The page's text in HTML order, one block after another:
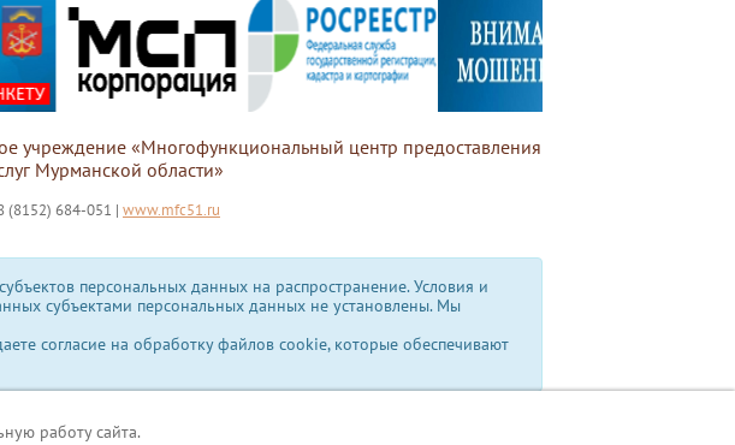
учреждение «Многофункциональный центр предоставления
Мурманской области»
(8152) 684-051 | www.mfc51.ru
персональных данных на распространение. Условия и
субъектами персональных данных не установлены. Мы
согласие на обработку файлов cookie, которые обеспечивают
работу сайта.